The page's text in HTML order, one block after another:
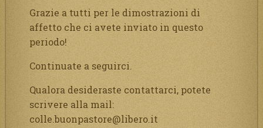
Grazie a tutti per le dimostrazioni di
affetto che ci avete inviato in questo
periodo!
Continuate a seguirci.
Qualora desideraste contattarci, potete
scrivere alla mail:
colle.buonpastore@libero.it